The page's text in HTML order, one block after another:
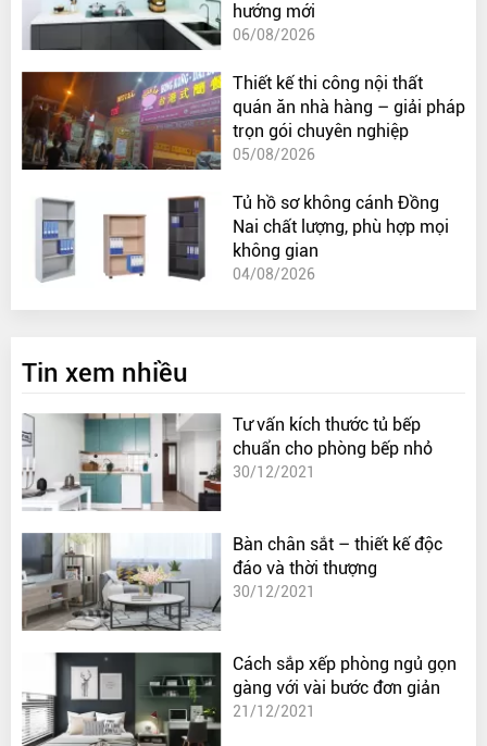
hướng mới
06/08/2026
Thiết kế thi công nội thất
quán ăn nhà hàng – giải pháp
trọn gói chuyên nghiệp
05/08/2026
Tủ hồ sơ không cánh Đồng
Nai chất lượng, phù hợp mọi
không gian
04/08/2026
Tin xem nhiều
Tư vấn kích thước tủ bếp
chuẩn cho phòng bếp nhỏ
30/12/2021
Bàn chân sắt – thiết kế độc
đáo và thời thượng
30/12/2021
Cách sắp xếp phòng ngủ gọn
gàng với vài bước đơn giản
21/12/2021